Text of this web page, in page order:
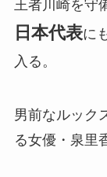
王者川崎を守
日本代表に
入る。
男前なルック
る女優・泉里